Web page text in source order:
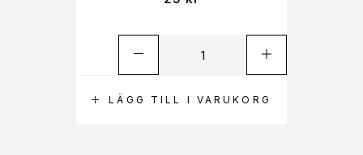
LÄGG TILL I VARUKORG